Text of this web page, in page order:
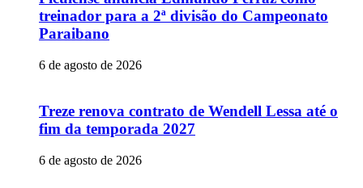
treinador para a 2ª divisão do Campeonato
Paraibano
6 de agosto de 2026
Treze renova contrato de Wendell Lessa até o
fim da temporada 2027
6 de agosto de 2026